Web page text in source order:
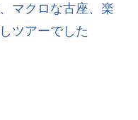
マクロな古座、楽
ツアーでした